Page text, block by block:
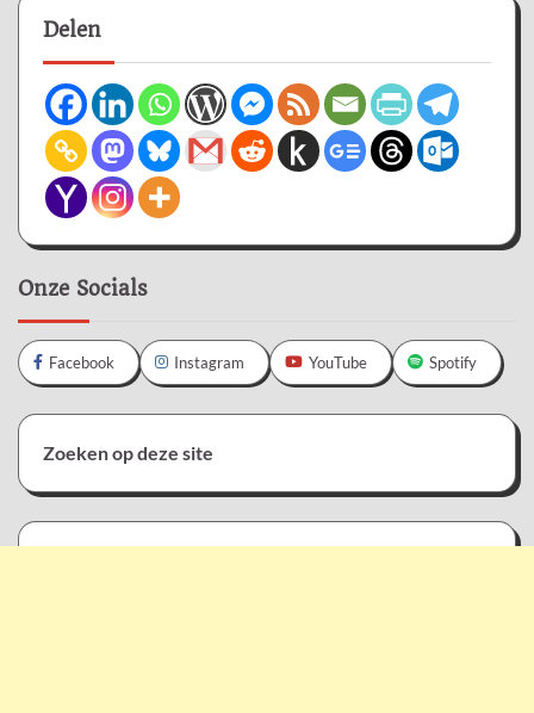
Delen
Onze Socials
Facebook Instagram YouTube Spotify
Zoeken op deze site